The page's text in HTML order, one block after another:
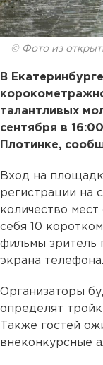
© Фото из
В
талантливых
сентября в
Плотинке,
Вход на
регистрации на
количество
себя 10
фильмы зритель
экрана телефона.
Организаторы
определят
Также гостей
внеконкурсные